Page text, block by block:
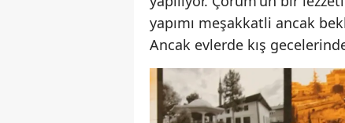
yapımı meşakkatli ancak
Ancak evlerde kış